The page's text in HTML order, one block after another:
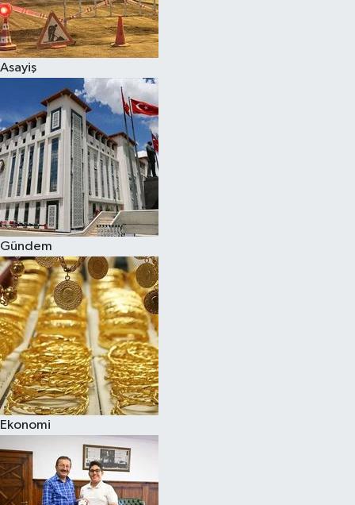
Asayiş
Gündem
Ekonomi
Spor
Çocuk
Eğitim
Hava Durumu
Kadın
Kim kimdir?
Kültür Sanat
Sağlık
Siyaset
Teknoloji
Televizyon